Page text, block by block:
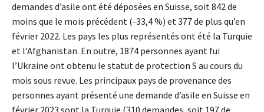
demandes d’asile ont été déposées en Suisse, soit 842 de
moins que le mois précédent (-33,4 %) et 377 de plus qu’en
février 2022. Les pays les plus représentés ont été la Turquie
et l’Afghanistan. En outre, 1874 personnes ayant fui
l’Ukraine ont obtenu le statut de protection S au cours du
mois sous revue. Les principaux pays de provenance des
personnes ayant présenté une demande d’asile en Suisse en